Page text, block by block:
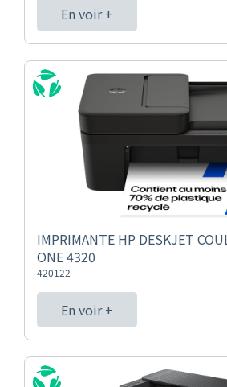
En voir +
IMPRIMANTE HP DESKJET
ONE 4320
420122
En voir +